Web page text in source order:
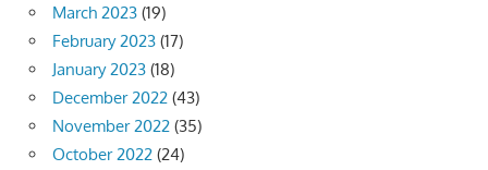
March 2023 (19)
February 2023 (17)
January 2023 (18)
December 2022 (43)
November 2022 (35)
October 2022 (24)